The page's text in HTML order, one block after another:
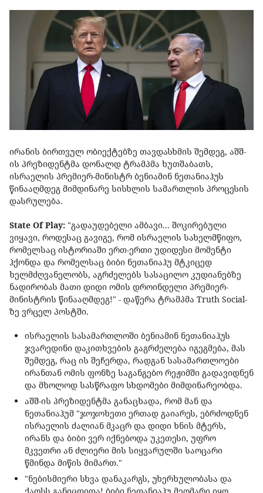
ირანის ბირთვულ ობიექტებზე თავდასხმის შემდეგ, აშშ-
ის პრეზიდენტმა დონალდ ტრამპმა ხუთშაბათს,
ისრაელის პრემიერ-მინისტრ ბენიამინ ნეთანიაჰუს
წინააღმდეგ მიმდინარე სისხლის სამართლის პროცესის
დასრულება.
State Of Play: "გადაუდებელი ამბავი... შოკირებული
ვიყავი, როდესაც გავიგე, რომ ისრაელის სახელმწიფო,
რომელსაც ისტორიაში ერთ-ერთი უდიდესი მომენტი
ჰქონდა და რომელსაც ბიბი ნეთანიაჰუ მტკიცედ
ხელმძღვანელობს, აგრძელებს სასაცილო კუდიანებზე
ნადირობას მათი დიდი ომის დროინდელი პრემიერ-
მინისტრის წინააღმდეგ!" - დაწერა ტრამპმა Truth Social-
ზე ვრცელ პოსტში.
ისრაელის სასამართლოში ბენიამინ ნეთანიაჰუს
ჯვარედინი დაკითხვების გაგრძელება იგეგმება, მას
შემდეგ, რაც ის შეჩერდა, რადგან სასამართლოები
ირანთან ომის ფონზე საგანგებო რეჟიმში გადავიდნენ
და მხოლოდ სასწრაფო სხდომები მიმდინარეობდა.
აშშ-ის პრეზიდენტმა განაცხადა, რომ მან და
ნეთანიაჰუმ "ჯოჯოხეთი ერთად გაიარეს, ებრძოდნენ
ისრაელის ძალიან მკაცრ და დიდი ხნის მტერს,
ირანს და ბიბი ვერ იქნებოდა უკეთესი, უფრო
მკვეთრი ან ძლიერი მის სიყვარულში საოცარი
წმინდა მიწის მიმართ."
"ნებისმიერი სხვა დანაკარგს, უხერხულობასა და